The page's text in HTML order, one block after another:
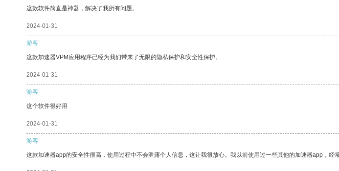
这款软件简直是神器，解决了我所有问题。
2024-01-31
游客
这款加速器VPM应用程序已经为我们带来了无限的隐私保护和安全性保护。
2024-01-31
游客
这个软件很好用
2024-01-31
游客
这款加速器app的安全性很高，使用过程中不会泄露个人信息，这让我很放心。我以前使用过一些其他的加速器app，经